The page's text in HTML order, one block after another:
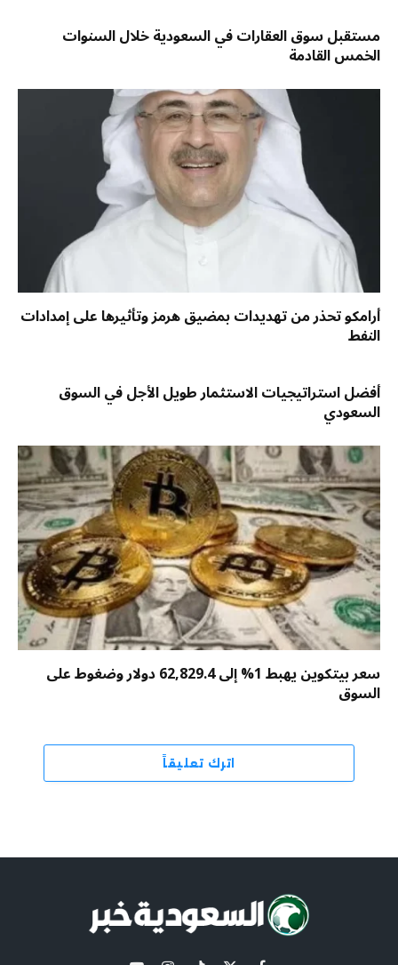
مستقبل سوق العقارات في السعودية خلال السنوات
الخمس القادمة
أرامكو تحذر من تهديدات بمضيق هرمز وتأثيرها على إمدادات
النفط
أفضل استراتيجيات الاستثمار طويل الأجل في السوق
السعودي
سعر بيتكوين يهبط 1% إلى 62,829.4 دولار وضغوط على
السوق
اترك تعليقاً